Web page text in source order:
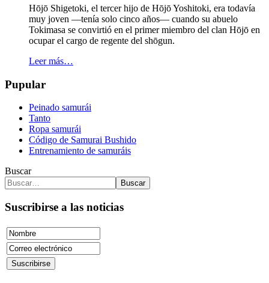
Hōjō Shigetoki, el tercer hijo de Hōjō Yoshitoki, era todavía
muy joven —tenía solo cinco años— cuando su abuelo
Tokimasa se convirtió en el primer miembro del clan Hōjō en
ocupar el cargo de regente del shōgun.
Leer más…
Pupular
Peinado samurái
Tanto
Ropa samurái
Código de Samurai Bushido
Entrenamiento de samuráis
Buscar
Buscar
Suscribirse a las noticias